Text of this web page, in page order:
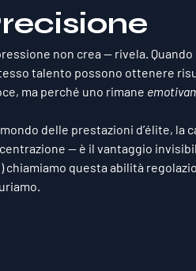
non crea — rivela.
talento possono ottenere
ma perché uno rimane
delle prestazioni d’élite, la
— è il vantaggio
chiamiamo questa abilità